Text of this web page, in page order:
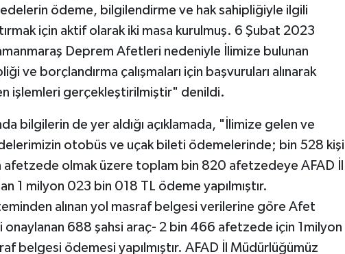
ödeme, bilgilendirme ve hak sahipliğiyle ilgili
için aktif olarak iki masa kurulmuş. 6 Şubat 2023
Deprem Afetleri nedeniyle İlimize bulunan
ve borçlandırma çalışmaları için başvuruları alınarak
işlemleri gerçekleştirilmiştir" denildi.
bilgilerin de yer aldığı açıklamada, "İlimize gelen ve
otobüs ve uçak bileti ödemelerinde; bin 528 kişi
olmak üzere toplam bin 820 afetzedeye AFAD İl
1 milyon 023 bin 018 TL ödeme yapılmıştır.
alınan yol masraf belgesi verilerine göre Afet
688 şahsi araç- 2 bin 466 afetzede için 1milyon
belgesi ödemesi yapılmıştır. AFAD İl Müdürlüğümüz